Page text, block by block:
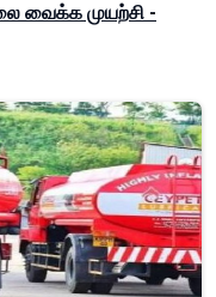
வைக்க முயற்சி -